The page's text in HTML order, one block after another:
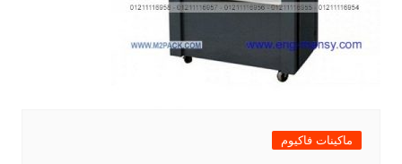
ماكينات فاكيوم